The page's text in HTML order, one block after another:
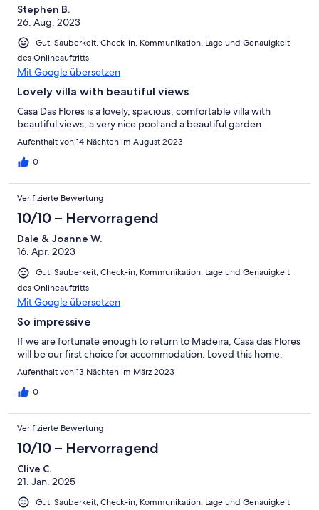
Stephen B.
26. Aug. 2023
Gut: Sauberkeit, Check-in, Kommunikation, Lage und Genauigkeit
des Onlineauftritts
Mit Google übersetzen
Lovely villa with beautiful views
Casa Das Flores is a lovely, spacious, comfortable villa with
beautiful views, a very nice pool and a beautiful garden.
Aufenthalt von 14 Nächten im August 2023
0
Verifizierte Bewertung
10/10 – Hervorragend
Dale & Joanne W.
16. Apr. 2023
Gut: Sauberkeit, Check-in, Kommunikation, Lage und Genauigkeit
des Onlineauftritts
Mit Google übersetzen
So impressive
If we are fortunate enough to return to Madeira, Casa das Flores
will be our first choice for accommodation. Loved this home.
Aufenthalt von 13 Nächten im März 2023
0
Verifizierte Bewertung
10/10 – Hervorragend
Clive C.
21. Jan. 2025
Gut: Sauberkeit, Check-in, Kommunikation, Lage und Genauigkeit